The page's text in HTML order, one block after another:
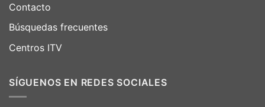
Contacto
Búsquedas frecuentes
Centros ITV
SÍGUENOS EN REDES SOCIALES